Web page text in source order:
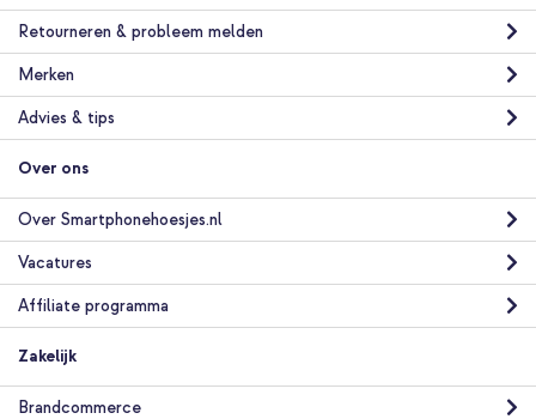
Retourneren & probleem melden
Merken
Advies & tips
Over ons
Over Smartphonehoesjes.nl
Vacatures
Affiliate programma
Zakelijk
Brandcommerce